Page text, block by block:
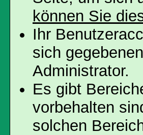
können Sie
Ihr
sich
Administrator.
Es gibt
vorbehalten
solchen